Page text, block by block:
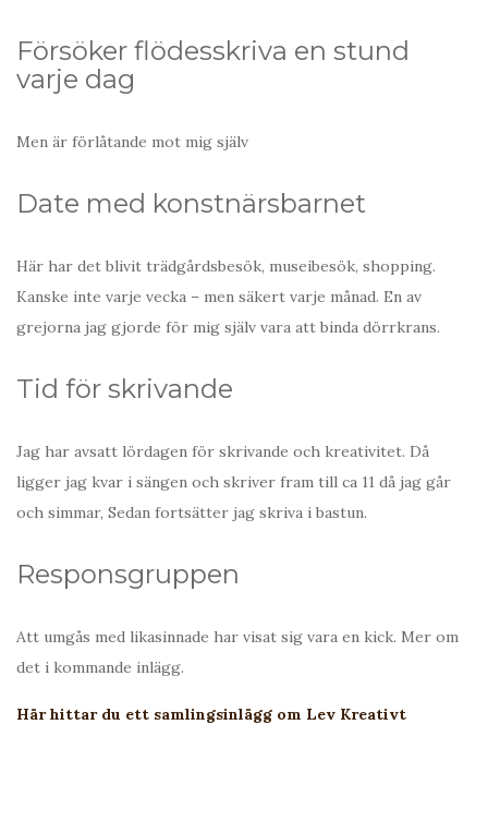
Försöker flödesskriva en stund
varje dag
Men är förlåtande mot mig själv
Date med konstnärsbarnet
Här har det blivit trädgårdsbesök, museibesök, shopping.
Kanske inte varje vecka – men säkert varje månad. En av
grejorna jag gjorde för mig själv vara att binda dörrkrans.
Tid för skrivande
Jag har avsatt lördagen för skrivande och kreativitet. Då
ligger jag kvar i sängen och skriver fram till ca 11 då jag går
och simmar, Sedan fortsätter jag skriva i bastun.
Responsgruppen
Att umgås med likasinnade har visat sig vara en kick. Mer om
det i kommande inlägg.
Här hittar du ett samlingsinlägg om Lev Kreativt